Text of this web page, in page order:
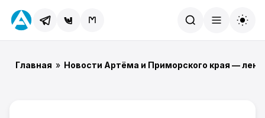
Главная » Новости Артёма и Приморского края —